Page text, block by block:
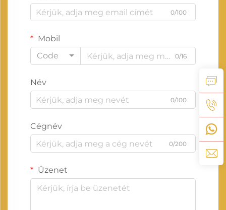
0/100
Mobil
Code
0/16
Név
0/100
Cégnév
0/200
Üzenet